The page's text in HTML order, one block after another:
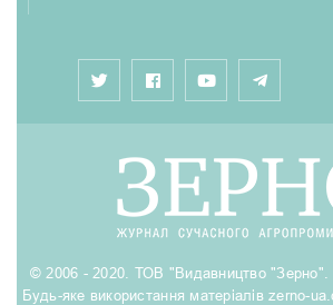
© 2006 - 2020. ТОВ "Видавництво "Зерно".
Будь-яке використання матеріалів zerno-